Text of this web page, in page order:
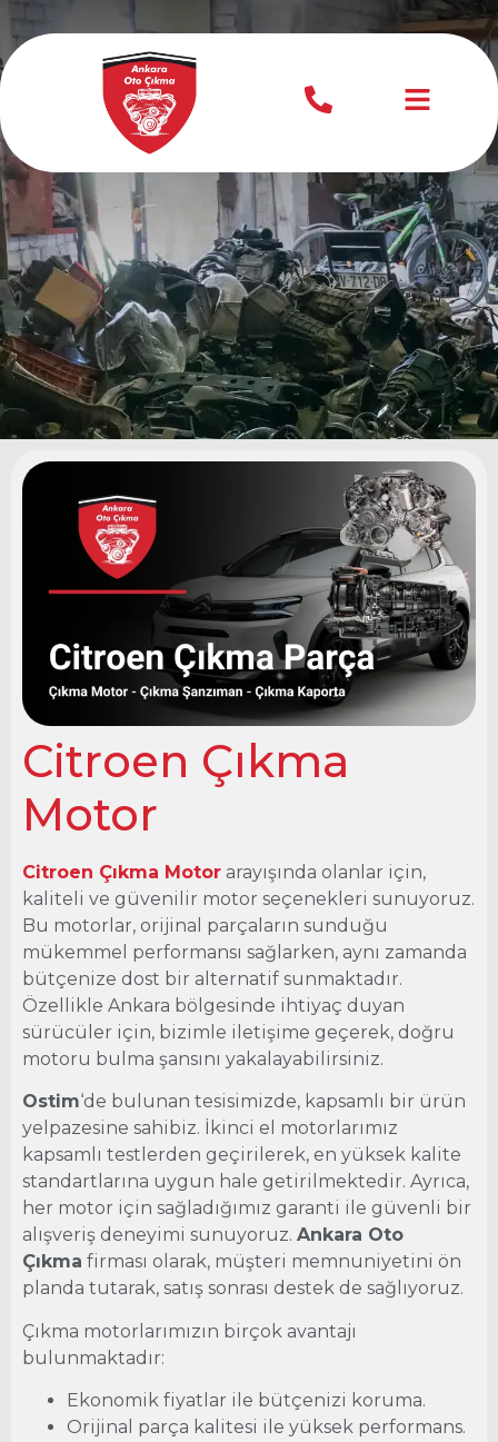
Citroen Çıkma
Motor
Ankara Oto Çıkma
Citroen Çıkma
Motor
Citroen Çıkma
Motor
Citroen Çıkma Motor arayışında olanlar için,
kaliteli ve güvenilir motor seçenekleri sunuyoruz.
Bu motorlar, orijinal parçaların sunduğu
mükemmel performansı sağlarken, aynı zamanda
bütçenize dost bir alternatif sunmaktadır.
Özellikle Ankara bölgesinde ihtiyaç duyan
sürücüler için, bizimle iletişime geçerek, doğru
motoru bulma şansını yakalayabilirsiniz.
Ostim‘de bulunan tesisimizde, kapsamlı bir ürün
yelpazesine sahibiz. İkinci el motorlarımız
kapsamlı testlerden geçirilerek, en yüksek kalite
standartlarına uygun hale getirilmektedir. Ayrıca,
her motor için sağladığımız garanti ile güvenli bir
alışveriş deneyimi sunuyoruz. Ankara Oto
Çıkma firması olarak, müşteri memnuniyetini ön
planda tutarak, satış sonrası destek de sağlıyoruz.
Çıkma motorlarımızın birçok avantajı
bulunmaktadır:
Ekonomik fiyatlar ile bütçenizi koruma.
Orijinal parça kalitesi ile yüksek performans.